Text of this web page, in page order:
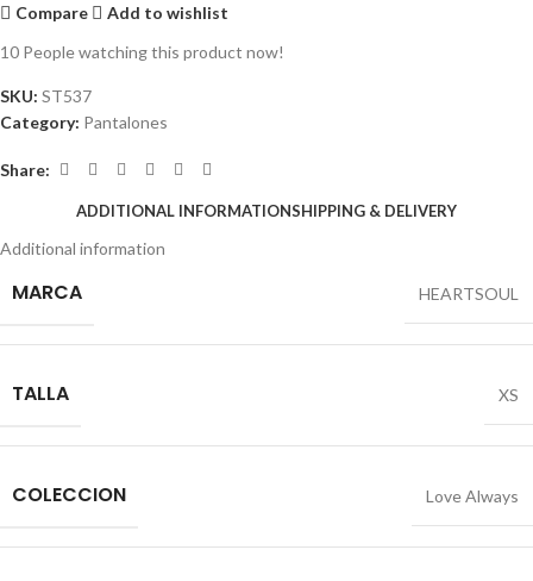
Compare
Add to wishlist
10 People watching this product now!
SKU: ST537
Category: Pantalones
Share:
ADDITIONAL INFORMATIONSHIPPING & DELIVERY
Additional information
MARCA HEARTSOUL
TALLA XS
COLECCION Love Always